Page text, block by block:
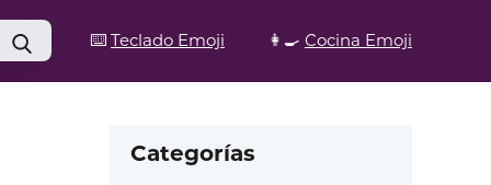
⌨️ Teclado Emoji 👩‍🍳 Cocina Emoji
Categorías